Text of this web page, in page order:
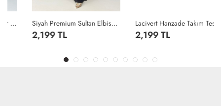
Siyah Premium Sultan Elbise Tesettür Giyim Siyah
2,199 TL
Lacivert Hanzade Takım Tesettür Giyim Lacivert
2,199 TL